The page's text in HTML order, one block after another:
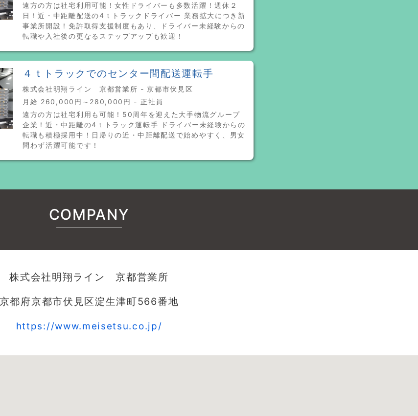
遠方の方は社宅利用可能！女性ドライバーも多数活躍！週休２
日！近・中距離配送の4ｔトラックドライバー 業務拡大につき新
事業所開設！免許取得支援制度もあり、ドライバー未経験からの
転職や入社後の更なるステップアップも歓迎！
４ｔトラックでのセンター間配送運転手
株式会社明翔ライン 京都営業所 - 京都市伏見区
月給 260,000円～280,000円 - 正社員
遠方の方は社宅利用も可能！50周年を迎えた大手物流グループ
企業！近・中距離の4ｔトラック運転手 ドライバー未経験からの
転職も積極採用中！日帰りの近・中距離配送で始めやすく、男女
問わず活躍可能です！
COMPANY
株式会社明翔ライン 京都営業所
京都府京都市伏見区淀生津町566番地
https://www.meisetsu.co.jp/